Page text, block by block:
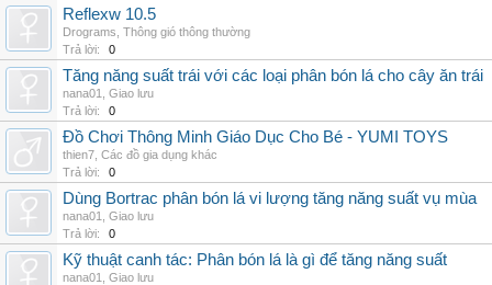
Reflexw 10.5
Drograms Thông gió thông thường
Trả lời:
0
Tăng năng suất trái với các loại phân bón lá cho cây ăn trái
nana01
Giao lưu
Trả lời:
0
Đồ Chơi Thông Minh Giáo Dục Cho Bé - YUMI TOYS
thien7 Các đồ gia dụng khác
Trả lời:
0
Dùng Bortrac phân bón lá vi lượng tăng năng suất vụ mùa
nana01
Giao lưu
Trả lời:
0
Kỹ thuật canh tác: Phân bón lá là gì để tăng năng suất
nana01
Giao lưu